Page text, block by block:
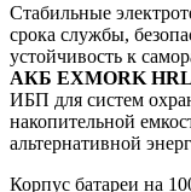
Стабильные
срока службы,
устойчивость к
АКБ EXMORK HRL
ИБП для систем
накопительной
альтернативной
Корпус батареи на